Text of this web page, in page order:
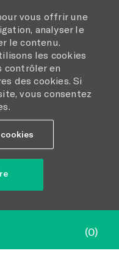
vous offrir une
analyser le
le contenu.
les cookies
contrôler en
des cookies. Si
vous consentez
(0)